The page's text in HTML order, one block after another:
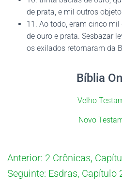
de prata, e mil outros
11. Ao todo, eram cinco
de ouro e prata. Sesbazar
os exilados retornaram da
Bíblia
Velho
Novo
Anterior: 2 Crônicas,
Seguinte: Esdras, Capítulo